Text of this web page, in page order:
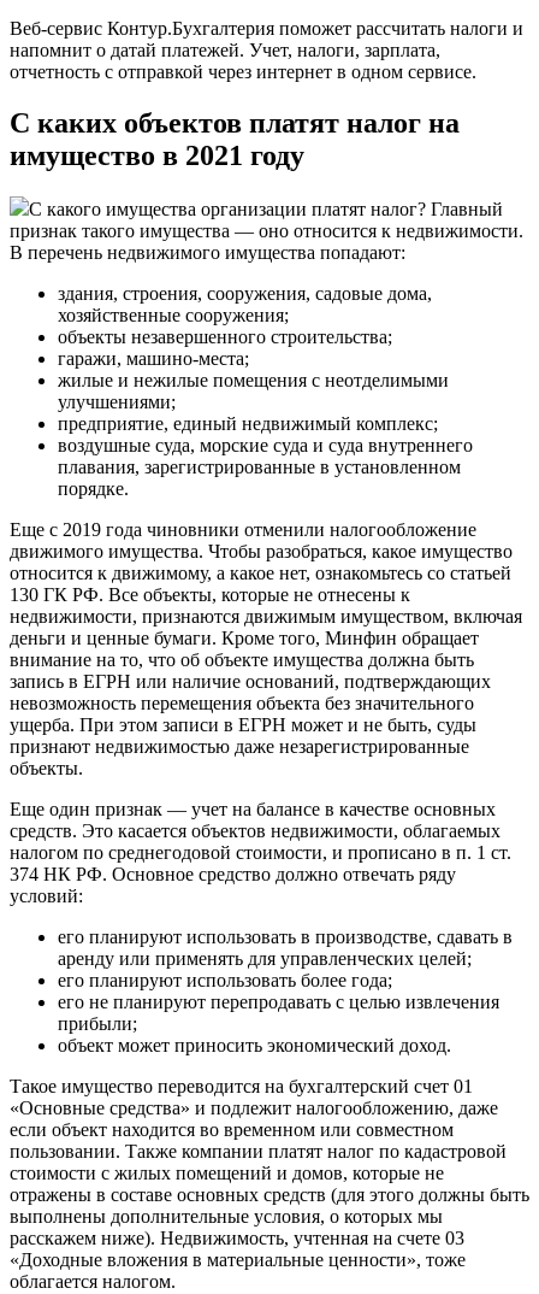
Веб-сервис Контур.Бухгалтерия поможет рассчитать налоги и
напомнит о датай платежей. Учет, налоги, зарплата,
отчетность с отправкой через интернет в одном сервисе.
С каких объектов платят налог на
имущество в 2021 году
С какого имущества организации платят налог? Главный
признак такого имущества — оно относится к недвижимости.
В перечень недвижимого имущества попадают:
здания, строения, сооружения, садовые дома,
хозяйственные сооружения;
объекты незавершенного строительства;
гаражи, машино-места;
жилые и нежилые помещения с неотделимыми
улучшениями;
предприятие, единый недвижимый комплекс;
воздушные суда, морские суда и суда внутреннего
плавания, зарегистрированные в установленном
порядке.
Еще с 2019 года чиновники отменили налогообложение
движимого имущества. Чтобы разобраться, какое имущество
относится к движимому, а какое нет, ознакомьтесь со статьей
130 ГК РФ. Все объекты, которые не отнесены к
недвижимости, признаются движимым имуществом, включая
деньги и ценные бумаги. Кроме того, Минфин обращает
внимание на то, что об объекте имущества должна быть
запись в ЕГРН или наличие оснований, подтверждающих
невозможность перемещения объекта без значительного
ущерба. При этом записи в ЕГРН может и не быть, суды
признают недвижимостью даже незарегистрированные
объекты.
Еще один признак — учет на балансе в качестве основных
средств. Это касается объектов недвижимости, облагаемых
налогом по среднегодовой стоимости, и прописано в п. 1 ст.
374 НК РФ. Основное средство должно отвечать ряду
условий:
его планируют использовать в производстве, сдавать в
аренду или применять для управленческих целей;
его планируют использовать более года;
его не планируют перепродавать с целью извлечения
прибыли;
объект может приносить экономический доход.
Такое имущество переводится на бухгалтерский счет 01
«Основные средства» и подлежит налогообложению, даже
если объект находится во временном или совместном
пользовании. Также компании платят налог по кадастровой
стоимости с жилых помещений и домов, которые не
отражены в составе основных средств (для этого должны быть
выполнены дополнительные условия, о которых мы
расскажем ниже). Недвижимость, учтенная на счете 03
«Доходные вложения в материальные ценности», тоже
облагается налогом.